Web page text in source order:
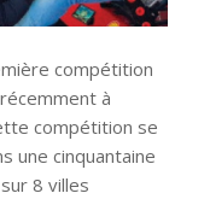
compétition
à
compétition se
une cinquantaine
8 villes